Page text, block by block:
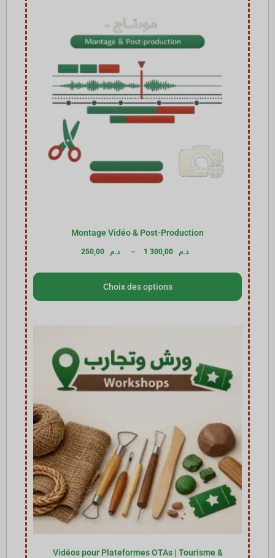
Montage Vidéo & Post-Production
250,00 د.م – 1 300,00 د.م
Choix des options
Vidéos pour Plateformes OTAs | Tourisme &